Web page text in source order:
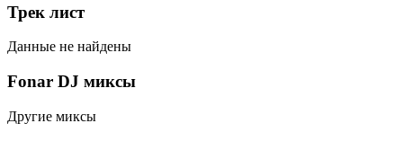
Трек лист
Данные не найдены
Fonar DJ миксы
Другие миксы